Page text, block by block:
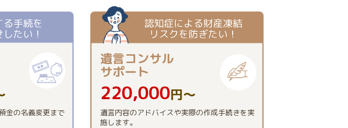
手続を
たい！
金の名義変更まで
認知症による財産凍結
リスクを防ぎたい！
遺言コンサル
サポート
220,000円〜
遺言内容のアドバイスや実際の作成手続きを実
施します。